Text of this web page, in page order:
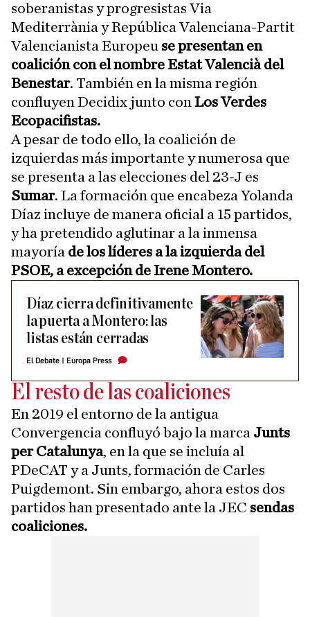
soberanistas y progresistas Via
Mediterrània y República Valenciana-Partit
Valencianista Europeu se presentan en
coalición con el nombre Estat Valencià del
Benestar. También en la misma región
confluyen Decidix junto con Los Verdes
Ecopacifistas.
A pesar de todo ello, la coalición de
izquierdas más importante y numerosa que
se presenta a las elecciones del 23-J es
Sumar. La formación que encabeza Yolanda
Díaz incluye de manera oficial a 15 partidos,
y ha pretendido aglutinar a la inmensa
mayoría de los líderes a la izquierda del
PSOE, a excepción de Irene Montero.
Díaz cierra definitivamente
la puerta a Montero: las
listas están cerradas
El Debate | Europa Press
El resto de las coaliciones
En 2019 el entorno de la antigua
Convergencia confluyó bajo la marca Junts
per Catalunya, en la que se incluía al
PDeCAT y a Junts, formación de Carles
Puigdemont. Sin embargo, ahora estos dos
partidos han presentado ante la JEC sendas
coaliciones.